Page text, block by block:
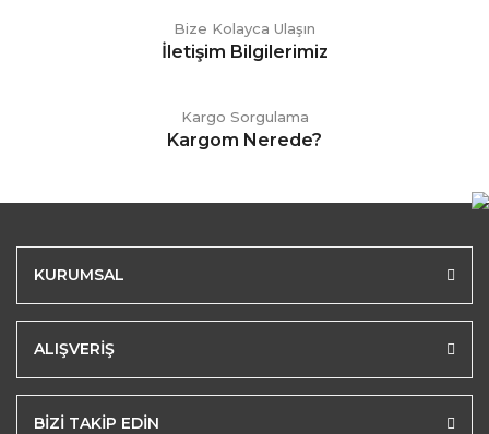
Bize Kolayca Ulaşın
İletişim Bilgilerimiz
Kargo Sorgulama
Kargom Nerede?
KURUMSAL
ALIŞVERİŞ
BİZİ TAKİP EDİN